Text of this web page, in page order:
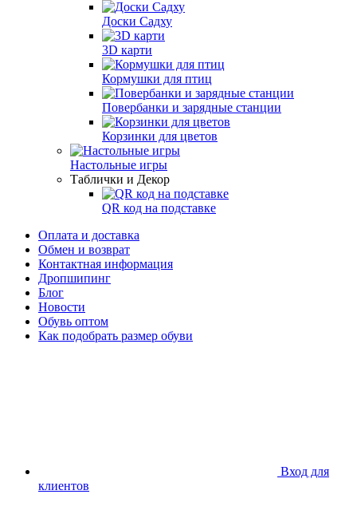
Доски Садху
3D карти
Кормушки для птиц
Повербанки и зарядные станции
Корзинки для цветов
Настольные игры
Таблички и Декор
QR код на подставке
Оплата и доставка
Обмен и возврат
Контактная информация
Дропшипинг
Блог
Новости
Обувь оптом
Как подобрать размер обуви
Вход для
клиентов